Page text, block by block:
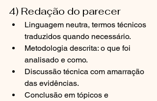
4) Redação do parecer
Linguagem neutra, termos técnicos
traduzidos quando necessário.
Metodologia descrita: o que foi
analisado e como.
Discussão técnica com amarração
das evidências.
Conclusão em tópicos e